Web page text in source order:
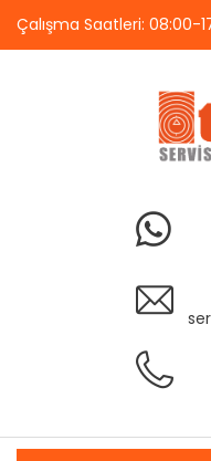
Çalışma Saatleri: 08:00-